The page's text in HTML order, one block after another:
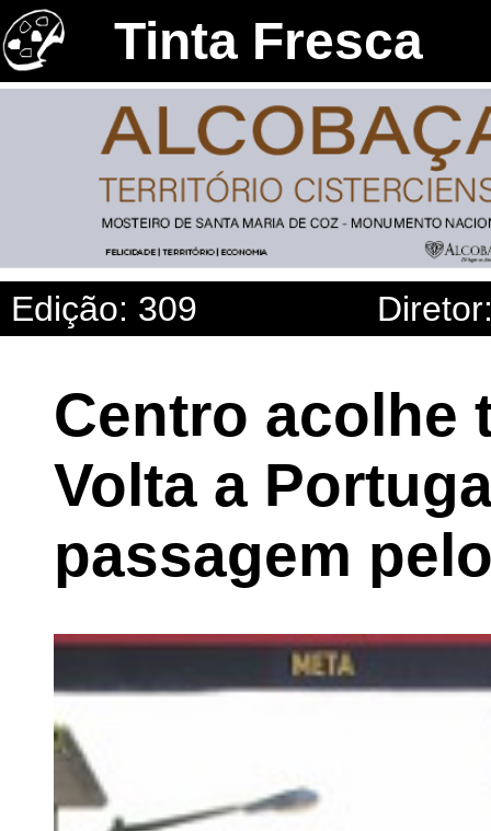
Tinta Fresca
Edição: 309
Centro acolhe
Volta a
passagem